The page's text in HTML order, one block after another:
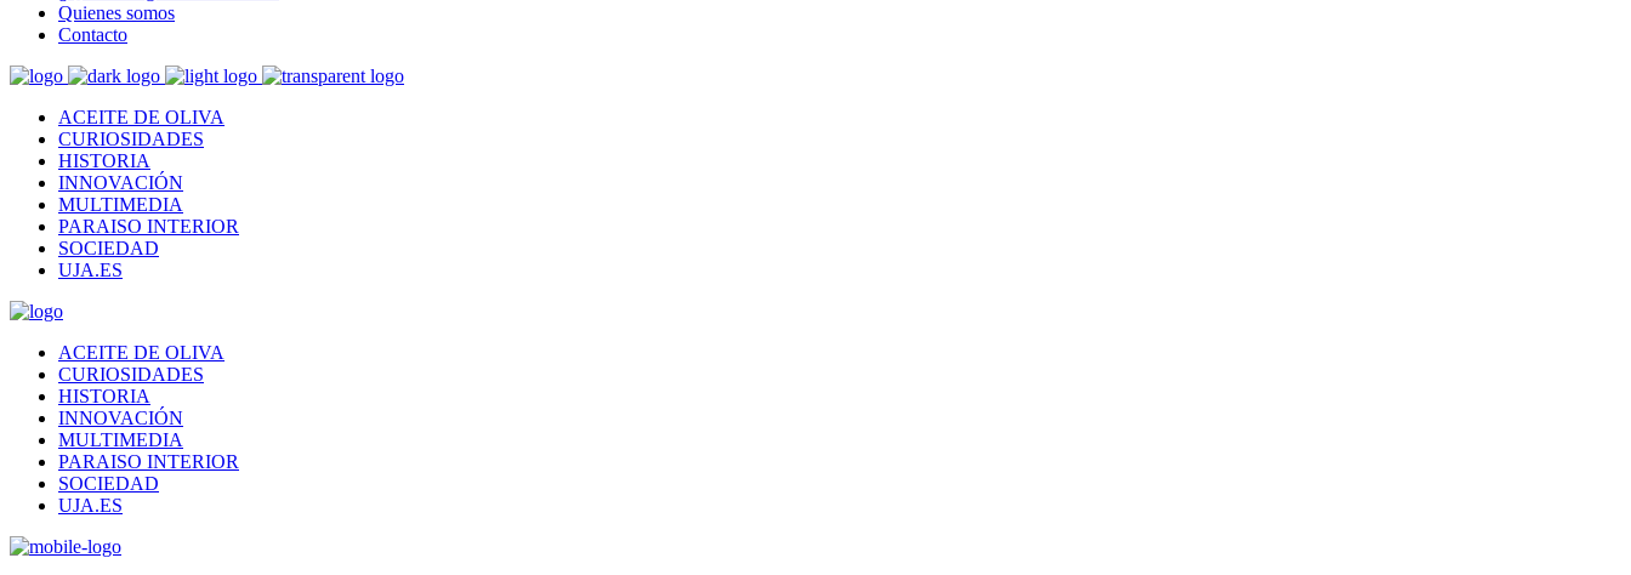
Quienes somos
Contacto
ACEITE DE OLIVA
CURIOSIDADES
HISTORIA
INNOVACIÓN
MULTIMEDIA
PARAISO INTERIOR
SOCIEDAD
UJA.ES
ACEITE DE OLIVA
CURIOSIDADES
HISTORIA
INNOVACIÓN
MULTIMEDIA
PARAISO INTERIOR
SOCIEDAD
UJA.ES